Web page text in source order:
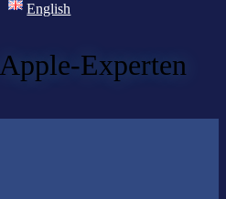
English
Apple-Experten